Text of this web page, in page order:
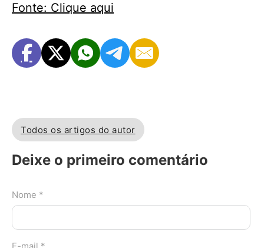
Fonte: Clique aqui
Todos os artigos do autor
Deixe o primeiro comentário
Nome *